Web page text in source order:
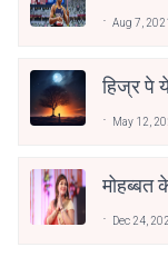
Aug 7, 2021
हिज्र पे
May 12,
मोहब्बत
Dec 24,